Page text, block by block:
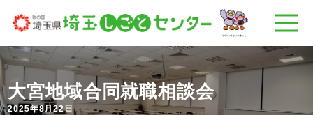
大宮地域合同就職相談会
2025年8月22日